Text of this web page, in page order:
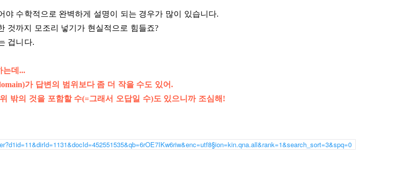
야 수학적으로 완벽하게 설명이 되는 경우가 많이 있습니다.
것까지 모조리 넣기가 현실적으로 힘들죠?
겁니다.
는데...
가 답변의 범위보다 좀 더 작을 수도 있어.
밖의 것을 포함할 수(=그래서 오답일 수)도 있으니까 조심해!